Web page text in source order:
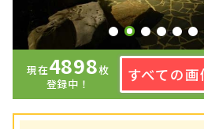
現在4898枚
登録中！
すべての